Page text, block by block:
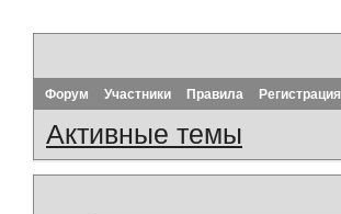
Форум Участники Правила Регистрация
Активные темы